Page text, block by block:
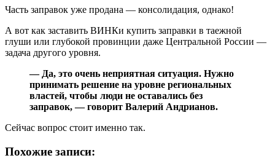
Часть заправок уже продана — консолидация, однако!
А вот как заставить ВИНКи купить заправки в таежной
глуши или глубокой провинции даже Центральной России —
задача другого уровня.
— Да, это очень неприятная ситуация. Нужно
принимать решение на уровне региональных
властей, чтобы люди не оставались без
заправок, — говорит Валерий Андрианов.
Сейчас вопрос стоит именно так.
Похожие записи: